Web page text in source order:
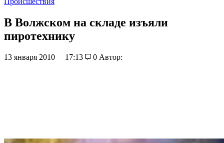
В Волжском на складе изъяли
пиротехнику
13 января 2010 17:13 0 Автор: